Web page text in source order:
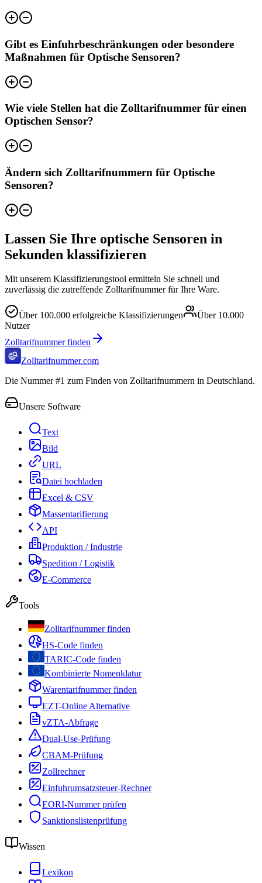
Gibt es Einfuhrbeschränkungen oder besondere
Maßnahmen für Optische Sensoren?
Wie viele Stellen hat die Zolltarifnummer für einen
Optischen Sensor?
Ändern sich Zolltarifnummern für Optische
Sensoren?
Lassen Sie Ihre optische Sensoren in
Sekunden klassifizieren
Mit unserem Klassifizierungstool ermitteln Sie schnell und
zuverlässig die zutreffende Zolltarifnummer für Ihre Ware.
Über 100.000 erfolgreiche Klassifizierungen Über 10.000
Nutzer
Zolltarifnummer finden
Zolltarifnummer.com
Die Nummer #1 zum Finden von Zolltarifnummern in Deutschland.
Unsere Software
Text
Bild
URL
Datei hochladen
Excel & CSV
Massentarifierung
API
Produktion / Industrie
Spedition / Logistik
E-Commerce
Tools
Zolltarifnummer finden
HS-Code finden
TARIC-Code finden
Kombinierte Nomenklatur
Warentarifnummer finden
EZT-Online Alternative
vZTA-Abfrage
Dual-Use-Prüfung
CBAM-Prüfung
Zollrechner
Einfuhrumsatzsteuer-Rechner
EORI-Nummer prüfen
Sanktionslistenprüfung
Wissen
Lexikon